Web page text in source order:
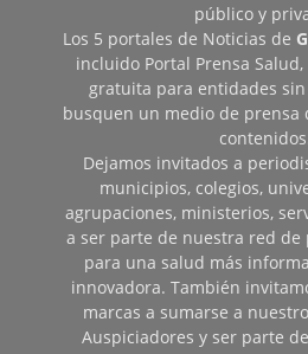
público y
Los 5 portales de Noticias de
incluido Portal Prensa
gratuita para entidades
busquen un medio de prensa
Dejamos invitados a
municipios, colegios,
agrupaciones, ministerios,
a ser parte de nuestra red de
para una salud más
innovadora. También
marcas a sumarse a
Auspiciadores y ser parte